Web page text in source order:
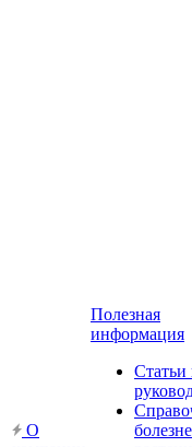
О
Полезная
информация
Статьи